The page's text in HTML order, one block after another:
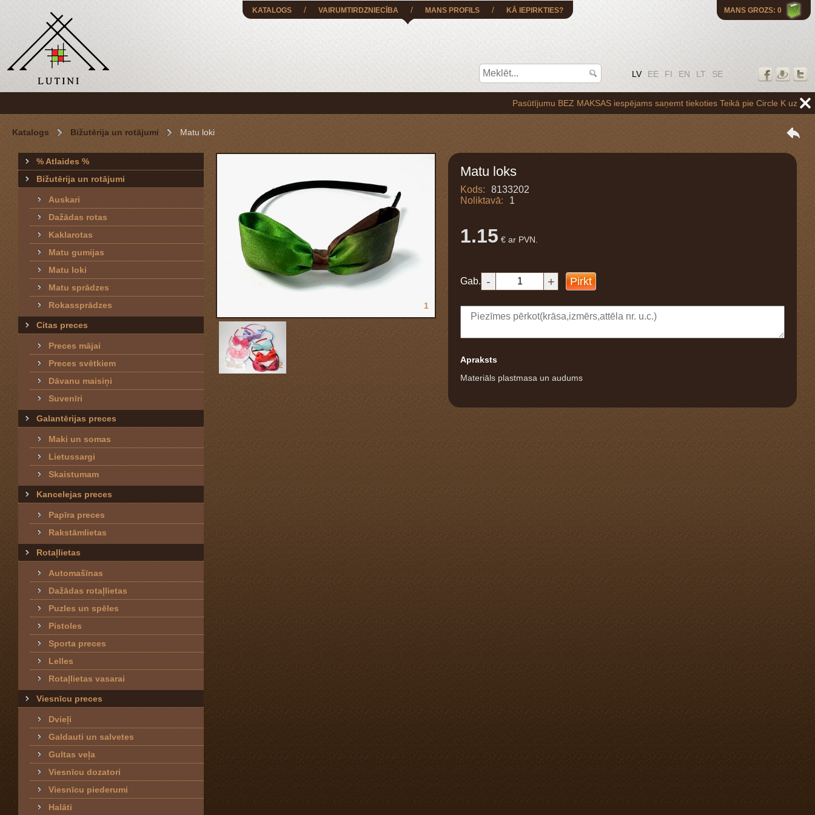
MANS GROZS: 0
LV EE FI EN LT SE
KATALOGS / VAIRUMTIRDZNIECĪBA / MANS PROFILS / KĀ IEPIRKTIES?
Pasūtījumu BEZ MAKSAS iespējams saņemt tiekoties Teikā pie Circle K uzpildes
Katalogs Bižutērija un rotājumi Matu loki
% Atlaides %
Bižutērija un rotājumi
Auskari
Dažādas rotas
Kaklarotas
Matu gumijas
Matu loki
Matu sprādzes
Rokassprādzes
Citas preces
Preces mājai
Preces svētkiem
Dāvanu maisiņi
Suvenīri
Galantērijas preces
Maki un somas
Lietussargi
Skaistumam
Kancelejas preces
Papīra preces
Rakstāmlietas
Rotaļlietas
Automašīnas
Dažādas rotaļlietas
Puzles un spēles
Pistoles
Sporta preces
Lelles
Rotaļlietas vasarai
Viesnīcu preces
Dvieļi
Galdauti un salvetes
Gultas veļa
Viesnīcu dozatori
Viesnīcu piederumi
Halāti
1
2
Matu loks
Kods:
8133202
Noliktavā:
1
1.15 € ar PVN.
Gab. - + Pirkt
Apraksts
Materiāls plastmasa un audums